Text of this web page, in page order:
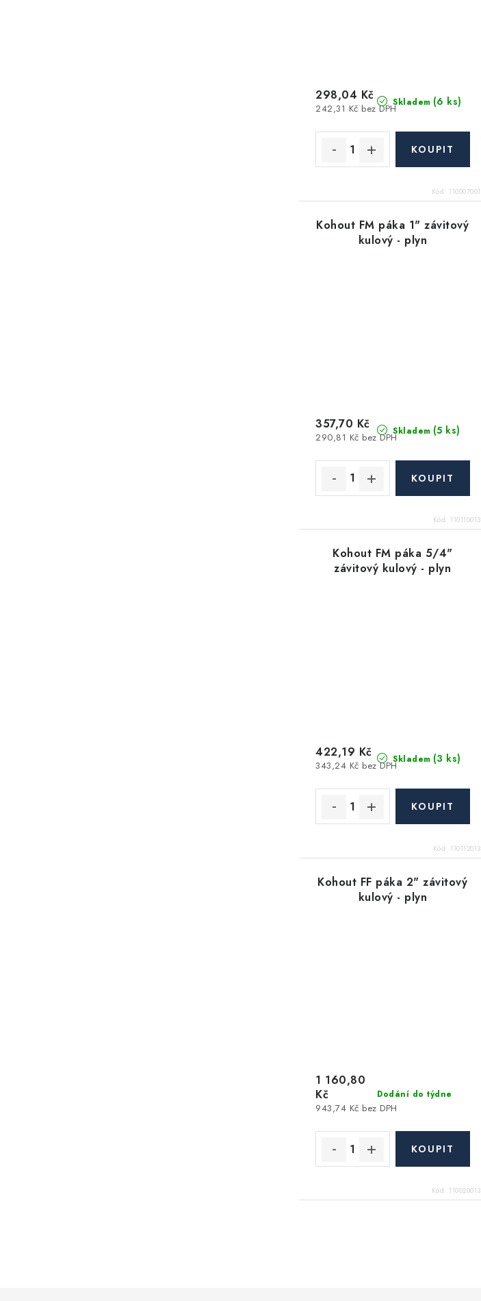
Skladem (6 ks)
242,31 Kč bez DPH
298,04 Kč
Kód: 110007001
Kohout FM páka 1" závitový
kulový - plyn
Skladem (5 ks)
290,81 Kč bez DPH
357,70 Kč
Kód: 110110013
Kohout FM páka 5/4"
závitový kulový - plyn
Skladem (3 ks)
343,24 Kč bez DPH
422,19 Kč
Kód: 110112013
Kohout FF páka 2" závitový
kulový - plyn
Dodání do týdne
943,74 Kč bez DPH
1 160,80
Kč
Kód: 110020013